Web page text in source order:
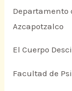
Departamento
Azcapotzalco
El Cuerpo
Facultad de